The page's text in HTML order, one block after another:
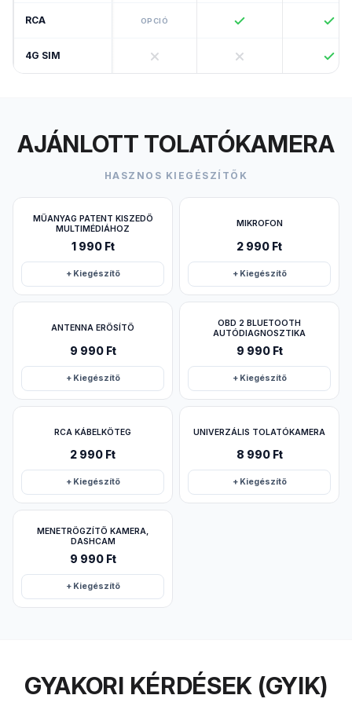
RCA OPCIÓ
4G SIM
AJÁNLOTT TOLATÓKAMERA
HASZNOS KIEGÉSZÍTŐK
MŰANYAG PATENT KISZEDŐ
MULTIMÉDIÁHOZ
1 990 Ft
+ Kiegészítő
MIKROFON
2 990 Ft
+ Kiegészítő
ANTENNA ERŐSÍTŐ
9 990 Ft
+ Kiegészítő
OBD 2 BLUETOOTH
AUTÓDIAGNOSZTIKA
9 990 Ft
+ Kiegészítő
RCA KÁBELKÖTEG
2 990 Ft
+ Kiegészítő
UNIVERZÁLIS TOLATÓKAMERA
8 990 Ft
+ Kiegészítő
MENETRÖGZÍTŐ KAMERA,
DASHCAM
9 990 Ft
+ Kiegészítő
GYAKORI KÉRDÉSEK (GYIK)